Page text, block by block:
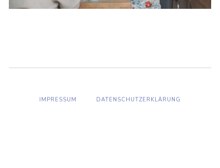
IMPRESSUM DATENSCHUTZERKLÄRUNG